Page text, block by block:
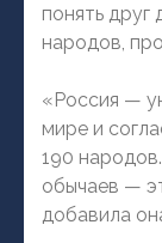
понять друг
народов,
«Россия —
мире и
190
обычаев —
добавила